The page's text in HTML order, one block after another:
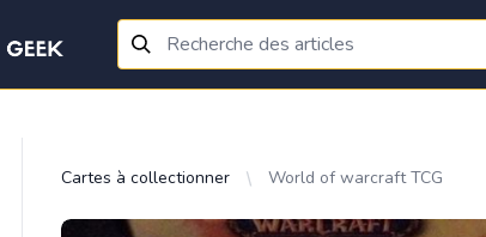
Cartes à collectionner World of warcraft TCG